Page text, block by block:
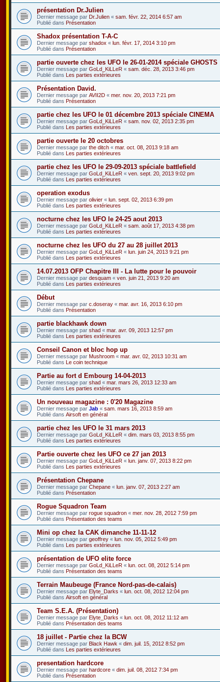
présentation Dr.Julien
Dernier message par Dr.Julien « sam. févr. 22, 2014 6:57 am
Publié dans Présentation
Shadox présentation T-A-C
Dernier message par shadox « lun. févr. 17, 2014 3:10 pm
Publié dans Présentation
partie ouverte chez les UFO le 26-01-2014 spéciale GHOSTS
Dernier message par GoLd_KiLLeR « sam. déc. 28, 2013 3:46 pm
Publié dans Les parties extérieures
Présentation David.
Dernier message par AVII2D « mer. nov. 20, 2013 7:21 pm
Publié dans Présentation
partie chez les UFO le 01 décembre 2013 spéciale CINEMA
Dernier message par GoLd_KiLLeR « sam. nov. 02, 2013 2:35 pm
Publié dans Les parties extérieures
partie ouverte le 20 octobres
Dernier message par the ditch « mar. oct. 08, 2013 9:18 am
Publié dans Les parties extérieures
partie chez les UFO le 29-09-2013 spéciale battlefield
Dernier message par GoLd_KiLLeR « ven. sept. 20, 2013 9:02 pm
Publié dans Les parties extérieures
operation exodus
Dernier message par olivier « lun. sept. 02, 2013 6:39 pm
Publié dans Les parties extérieures
nocturne chez les UFO le 24-25 aout 2013
Dernier message par GoLd_KiLLeR « sam. août 17, 2013 4:38 pm
Publié dans Les parties extérieures
nocturne chez les UFO du 27 au 28 juillet 2013
Dernier message par GoLd_KiLLeR « lun. juin 24, 2013 9:21 pm
Publié dans Les parties extérieures
14.07.2013 OFP Chapitre III - La lutte pour le pouvoir
Dernier message par desquam « ven. juin 21, 2013 9:20 am
Publié dans Les parties extérieures
Début
Dernier message par c.doseray « mar. avr. 16, 2013 6:10 pm
Publié dans Présentation
partie blackhawk down
Dernier message par shad « mar. avr. 09, 2013 12:57 pm
Publié dans Les parties extérieures
Conseil Canon et bloc hop up
Dernier message par Mushroom « mar. avr. 02, 2013 10:31 am
Publié dans Le coin technique
Partie au fort d Embourg 14-04-2013
Dernier message par shad « mar. mars 26, 2013 12:33 am
Publié dans Les parties extérieures
Un nouveau magazine : 0'20 Magazine
Dernier message par Jab « sam. mars 16, 2013 8:59 am
Publié dans Airsoft en général
partie chez les UFO le 31 mars 2013
Dernier message par GoLd_KiLLeR « dim. mars 03, 2013 8:55 pm
Publié dans Les parties extérieures
Partie ouverte chez les UFO ce 27 jan 2013
Dernier message par GoLd_KiLLeR « lun. janv. 07, 2013 8:22 pm
Publié dans Les parties extérieures
Présentation Chepane
Dernier message par Chepane « lun. janv. 07, 2013 2:27 am
Publié dans Présentation
Rogue Squadron Team
Dernier message par rogue squadron « mer. nov. 28, 2012 7:59 pm
Publié dans Présentation des teams
Mini op chez la CAK dimanche 11-11-12
Dernier message par geoffrey « lun. nov. 05, 2012 5:49 pm
Publié dans Les parties extérieures
présentation de UFO elite force
Dernier message par GoLd_KiLLeR « lun. oct. 08, 2012 5:14 pm
Publié dans Présentation des teams
Terrain Maubeuge (France Nord-pas-de-calais)
Dernier message par Elyte_Darks « lun. oct. 08, 2012 12:04 pm
Publié dans Airsoft en général
Team S.E.A. (Présentation)
Dernier message par Elyte_Darks « lun. oct. 08, 2012 11:12 am
Publié dans Présentation des teams
18 juillet - Partie chez la BCW
Dernier message par Black Hawk « dim. juil. 15, 2012 8:52 pm
Publié dans Les parties extérieures
presentation hardcore
Dernier message par hardcore « dim. juil. 08, 2012 7:34 pm
Publié dans Présentation